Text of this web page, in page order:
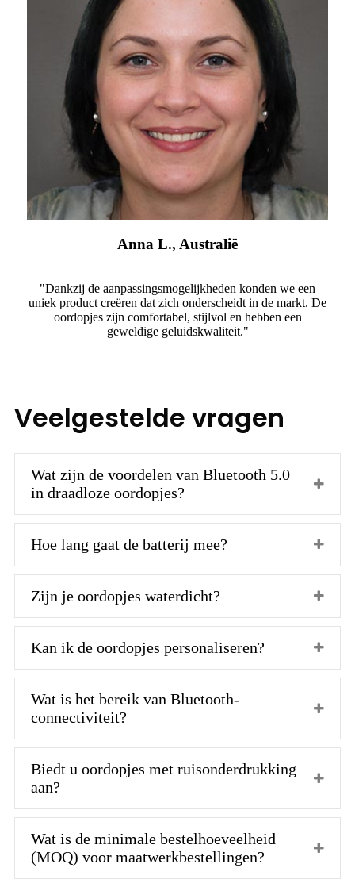
Anna L., Australië
"Dankzij de aanpassingsmogelijkheden konden we een
uniek product creëren dat zich onderscheidt in de markt. De
oordopjes zijn comfortabel, stijlvol en hebben een
geweldige geluidskwaliteit."
Veelgestelde vragen
Wat zijn de voordelen van Bluetooth 5.0
in draadloze oordopjes?
Hoe lang gaat de batterij mee?
Zijn je oordopjes waterdicht?
Kan ik de oordopjes personaliseren?
Wat is het bereik van Bluetooth-
connectiviteit?
Biedt u oordopjes met ruisonderdrukking
aan?
Wat is de minimale bestelhoeveelheid
(MOQ) voor maatwerkbestellingen?